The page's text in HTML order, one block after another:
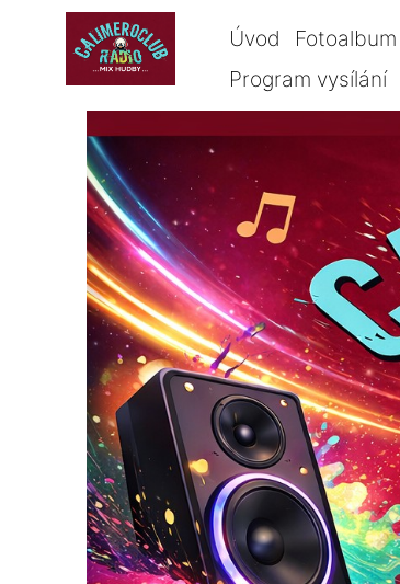
Úvod Fotoalbum
Program vysílání